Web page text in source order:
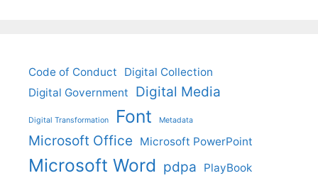
Code of Conduct
Digital Collection
Digital Government
Digital Media
Digital Transformation Font Metadata
Microsoft Office Microsoft PowerPoint
Microsoft Word pdpa PlayBook